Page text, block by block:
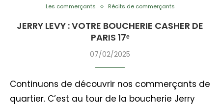
Les commerçants Récits de commerçants
JERRY LEVY : VOTRE BOUCHERIE CASHER DE
PARIS 17ᵉ
07/02/2025
Continuons de découvrir nos commerçants de
quartier. C’est au tour de la boucherie Jerry